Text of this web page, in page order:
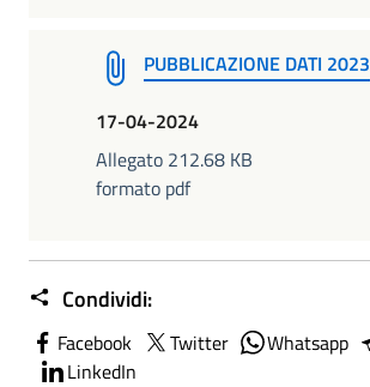
PUBBLICAZIONE DATI 2023
17-04-2024
Allegato 212.68 KB
formato pdf
Condividi:
Facebook Twitter Whatsapp
LinkedIn